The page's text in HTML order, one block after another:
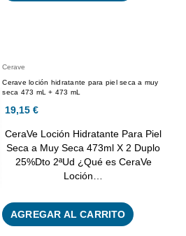
Cerave
Cerave loción hidratante para piel seca a muy
seca 473 mL + 473 mL
19,15 €
CeraVe Loción Hidratante Para Piel
Seca a Muy Seca 473ml X 2 Duplo
25%Dto 2ªUd ¿Qué es CeraVe
Loción…
AGREGAR AL CARRITO